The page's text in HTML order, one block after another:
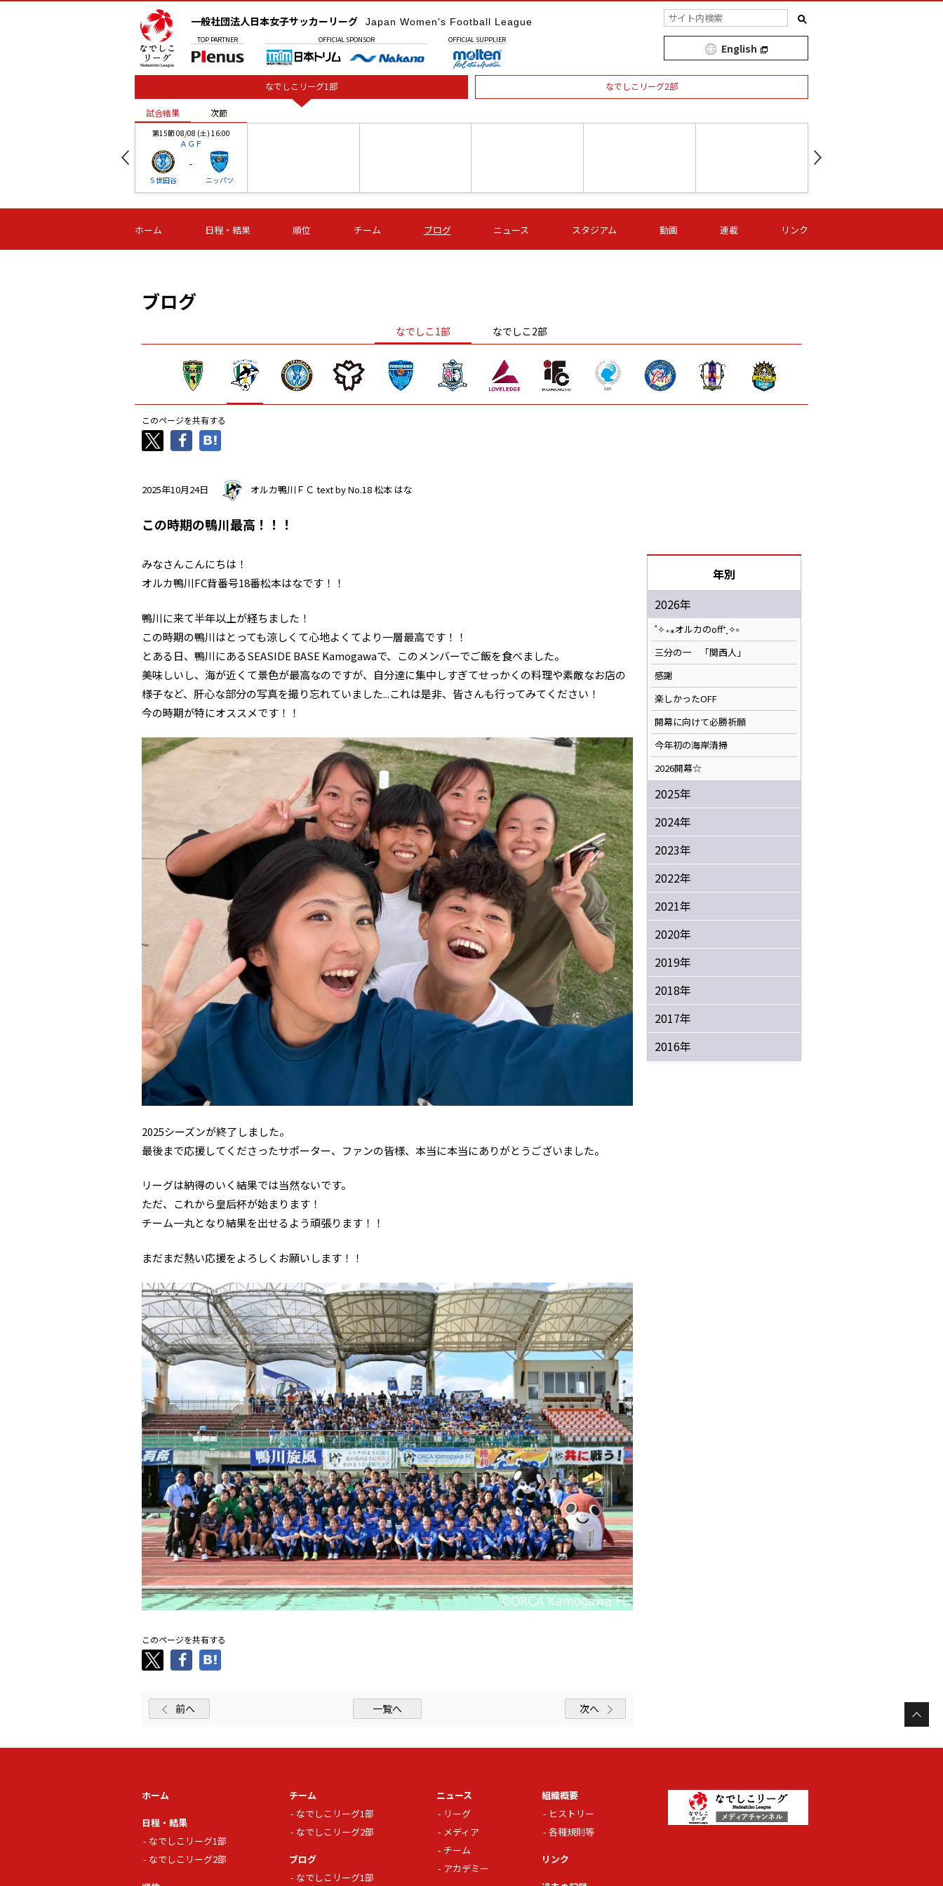
一般社団法人日本女子サッカーリーグ Japan Women's Football League
TOP PARTNER OFFICIAL SPONSOR OFFICIAL SUPPLIER
English
なでしこリーグ1部 なでしこリーグ2部
試合結果 次節
第15節 08/08 (土) 16:00
ＡＧＦ
Ｓ世田谷
-
ニッパツ
-
第16節 09/05 (土) 15:00
ニッパツ
-
第16節 09/05 (土) 15:00
石人の星
-
第16節 09/05 (土) 16:00
ＡＧＦ
-
いちご
-
第16節 09/06 (日) 15:00
-
第16節 09/06 (日) 15:00
- -
試合結果 次節
ホーム 日程・結果 順位 チーム ブログ ニュース スタジアム 動画 連載 リンク
ブログ
なでしこ1部 なでしこ2部
このページを共有する
2025年10月24日 オルカ鴨川ＦＣ text by No.18 松本 はな
この時期の鴨川最高！！！
みなさんこんにちは！
オルカ鴨川FC背番号18番松本はなです！！
鴨川に来て半年以上が経ちました！
この時期の鴨川はとっても涼しくて心地よくてより一層最高です！！
とある日、鴨川にあるSEASIDE BASE Kamogawaで、このメンバーでご飯を食べました。
美味しいし、海が近くて景色が最高なのですが、自分達に集中しすぎてせっかくの料理や素敵なお店の
様子など、肝心な部分の写真を撮り忘れていました...これは是非、皆さんも行ってみてください！
今の時期が特にオススメです！！
2025シーズンが終了しました。
最後まで応援してくださったサポーター、ファンの皆様、本当に本当にありがとうございました。
リーグは納得のいく結果では当然ないです。
ただ、これから皇后杯が始まります！
チーム一丸となり結果を出せるよう頑張ります！！
まだまだ熱い応援をよろしくお願いします！！
このページを共有する
前へ 一覧へ 次へ
年別
2026年
˚✧₊⁎オルカのoff⁺˳✧༚
三分の一 「関西人」
感謝
楽しかったOFF
開幕に向けて必勝祈願
今年初の海岸清掃
2026開幕☆
2025年
2024年
2023年
2022年
2021年
2020年
2019年
2018年
2017年
2016年
ホーム
日程・結果
なでしこリーグ1部
なでしこリーグ2部
チーム
なでしこリーグ1部
なでしこリーグ2部
ブログ
なでしこリーグ1部
ニュース
リーグ
メディア
チーム
アカデミー
組織概要
ヒストリー
各種規則等
リンク